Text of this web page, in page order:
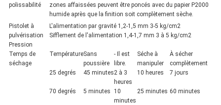
polissabilité
zones affaissées peuvent être poncés avec du papier P2000
humide après que la finition soit complètement sèche.
Pistolet à
pulvérisation
Pression
L'alimentation par gravité 1,2-1,5 mm 3-5 kg/cm2
Sifflement de l'alimentation 1,4-1,7 mm 3 à 5 kg/cm2
Temps de
séchage
TempératureSans
poussière
- Il est
libre.
Séche à
manipuler
À sécher
complètement
25 degrés
45 minutes2 à 3
heures
10 heures 7 jours
70 degrés 5 minutes
10
minutes
25 minutes 60 minutes